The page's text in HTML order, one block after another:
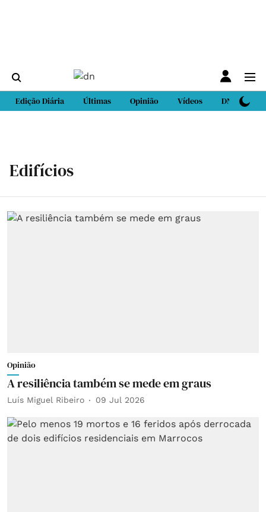
Edição Diária Últimas Opinião Vídeos DN Sport
Edifícios
Opinião
A resiliência também se mede em graus
Luís Miguel Ribeiro 09 Jul 2026